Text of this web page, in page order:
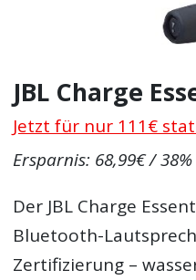
JBL Charge
Jetzt für nur 111€
Ersparnis: 68,99€ / 38%
Der JBL Charge
Bluetooth-
Zertifizierung –